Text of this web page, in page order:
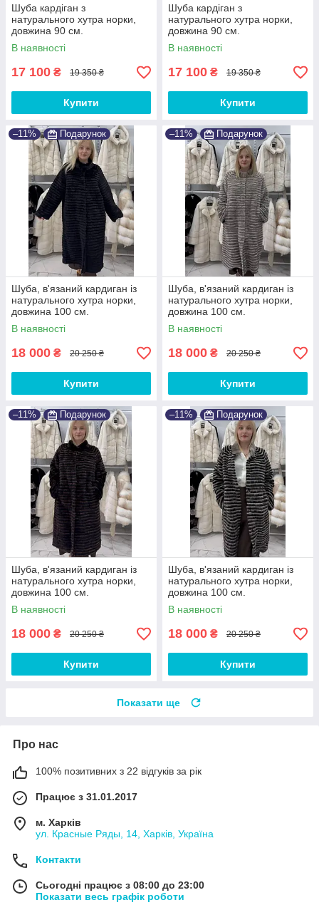
Шуба кардіган з
натурального хутра норки,
довжина 90 см.
В наявності
17 100 ₴ 19 350 ₴
Купити
Шуба кардіган з
натурального хутра норки,
довжина 90 см.
В наявності
17 100 ₴ 19 350 ₴
Купити
–11% Подарунок
Шуба, в'язаний кардиган із
натурального хутра норки,
довжина 100 см.
В наявності
18 000 ₴ 20 250 ₴
Купити
–11% Подарунок
Шуба, в'язаний кардиган із
натурального хутра норки,
довжина 100 см.
В наявності
18 000 ₴ 20 250 ₴
Купити
–11% Подарунок
Шуба, в'язаний кардиган із
натурального хутра норки,
довжина 100 см.
В наявності
18 000 ₴ 20 250 ₴
Купити
–11% Подарунок
Шуба, в'язаний кардиган із
натурального хутра норки,
довжина 100 см.
В наявності
18 000 ₴ 20 250 ₴
Купити
Показати ще
Про нас
100% позитивних з 22 відгуків за рік
Працює з 31.01.2017
м. Харків
ул. Красные Ряды, 14, Харків, Україна
Контакти
Сьогодні працює з 08:00 до 23:00
Показати весь графік роботи